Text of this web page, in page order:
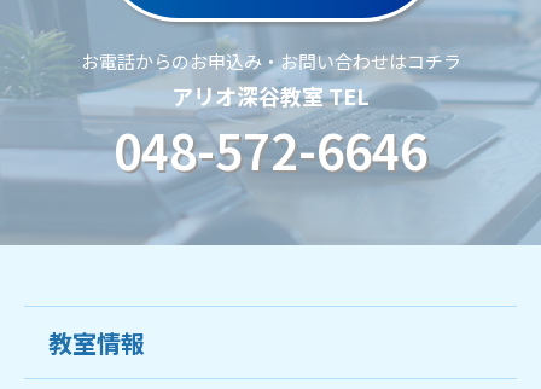
お電話からのお申込み・お問い合わせはコチラ
アリオ深谷教室 TEL
048-572-6646
教室情報